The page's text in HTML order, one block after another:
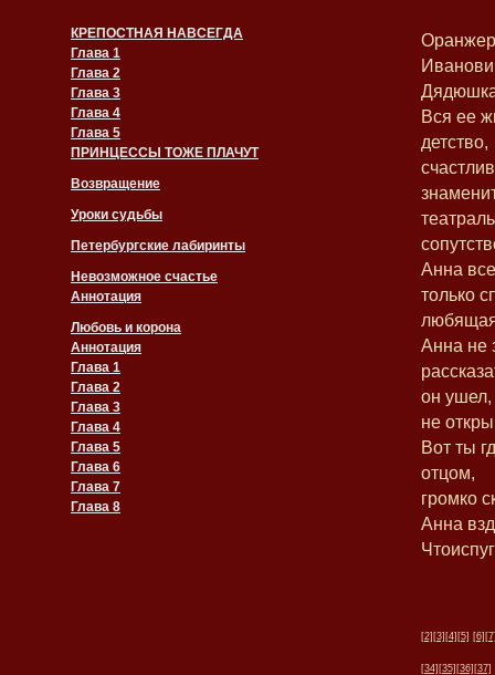
КРЕПОСТНАЯ НАВСЕГДА
Глава 1
Глава 2
Глава 3
Глава 4
Глава 5
ПРИНЦЕССЫ ТОЖЕ ПЛАЧУТ
Возвращение
Уроки судьбы
Петербургские лабиринты
Невозможное счастье
Аннотация
Любовь и корона
Аннотация
Глава 1
Глава 2
Глава 3
Глава 4
Глава 5
Глава 6
Глава 7
Глава 8
Вся ее
детство,
Анна
только
Анна не
он ушел,
не
Вот ты
отцом,
громко
Анна
[2] [3] [4] [5] [6]
[34] [35] [36] [37]